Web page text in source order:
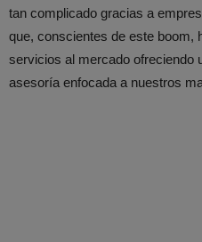
tan complicado gracias a
que, conscientes de este boom,
servicios al mercado ofreciendo
asesoría enfocada a nuestros